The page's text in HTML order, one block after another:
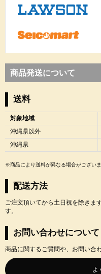
商品発送について
送料
対象地域
沖縄県以外
沖縄県
※商品により送料が異なる場合がございま
配送方法
ご注文頂いてから土日祝を除きま
す。
お問い合わせについて
商品に関するご質問や、お問い合
よ